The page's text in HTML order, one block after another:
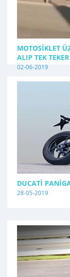
MOTOSIKLET
ALIP TEK
02-06-2019
DUCATI
28-05-2019